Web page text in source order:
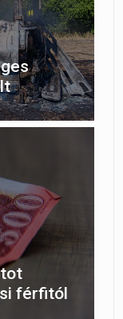
férfitól